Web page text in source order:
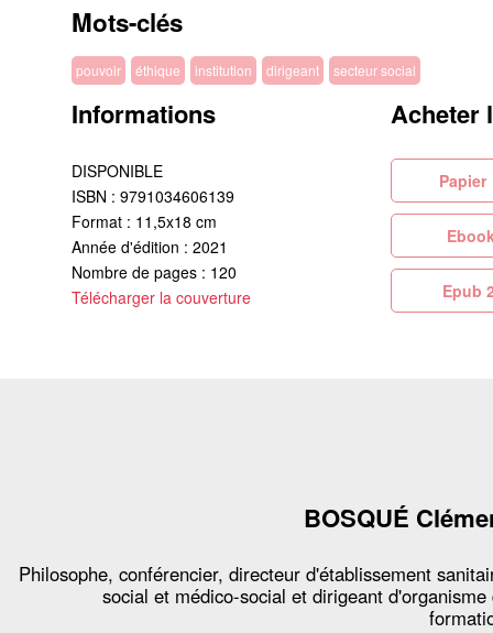
Mots-clés
pouvoir éthique institution dirigeant secteur social
Informations
DISPONIBLE
ISBN : 9791034606139
Format : 11,5x18 cm
Année d'édition : 2021
Nombre de pages : 120
Télécharger la couverture
Acheter
BOSQUÉ
Philosophe, conférencier, directeur d'établissement
social et médico-social et dirigeant d'organisme